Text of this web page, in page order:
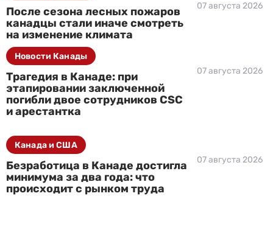
После сезона лесных пожаров
канадцы стали иначе смотреть
на изменение климата
07 августа 2026
Трагедия в Канаде: при
этапировании заключенной
погибли двое сотрудников CSC
и арестантка
07 августа 2026
Новости Канады
Безработица в Канаде достигла
минимума за два года: что
происходит с рынком труда
07 августа 2026
Канада и США